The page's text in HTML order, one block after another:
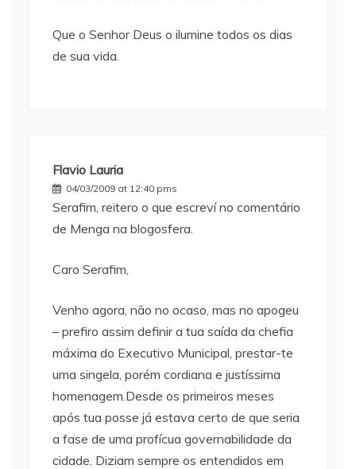
Que o Senhor Deus o ilumine todos os dias
de sua vida.
Flavio Lauria
04/03/2009 at 12:40 pms
Serafim, reitero o que escreví no comentário
de Menga na blogosfera.
Caro Serafim,
Venho agora, não no ocaso, mas no apogeu
– prefiro assim definir a tua saída da chefia
máxima do Executivo Municipal, prestar-te
uma singela, porém cordiana e justíssima
homenagem.Desde os primeiros meses
após tua posse já estava certo de que seria
a fase de uma profícua governabilidade da
cidade. Diziam sempre os entendidos em